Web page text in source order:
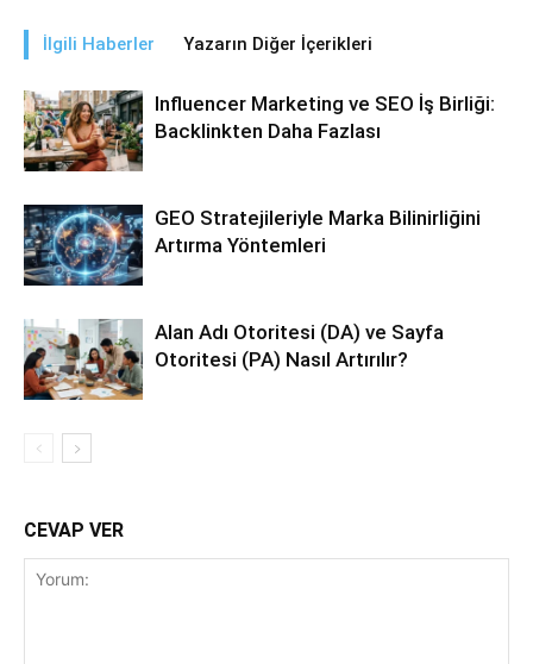
İlgili Haberler Yazarın Diğer İçerikleri
Influencer Marketing ve SEO İş Birliği:
Backlinkten Daha Fazlası
GEO Stratejileriyle Marka Bilinirliğini
Artırma Yöntemleri
Alan Adı Otoritesi (DA) ve Sayfa
Otoritesi (PA) Nasıl Artırılır?
CEVAP VER